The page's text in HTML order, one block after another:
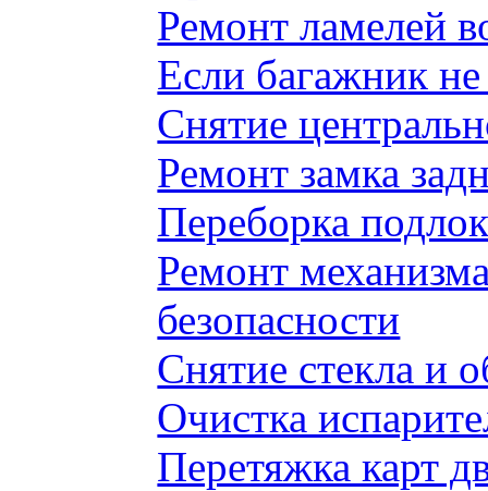
Ремонт ламелей
Если багажник
Снятие
Ремонт замка
Переборка
Ремонт
безопасности
Снятие стекла и
Очистка
Перетяжка карт